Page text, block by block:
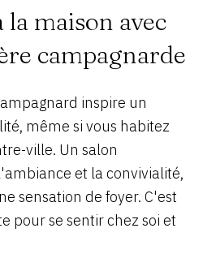
la maison avec
campagnarde
inspire un
même si vous habitez
ville. Un salon
et la convivialité,
sensation de foyer. C'est
pour se sentir chez soi et